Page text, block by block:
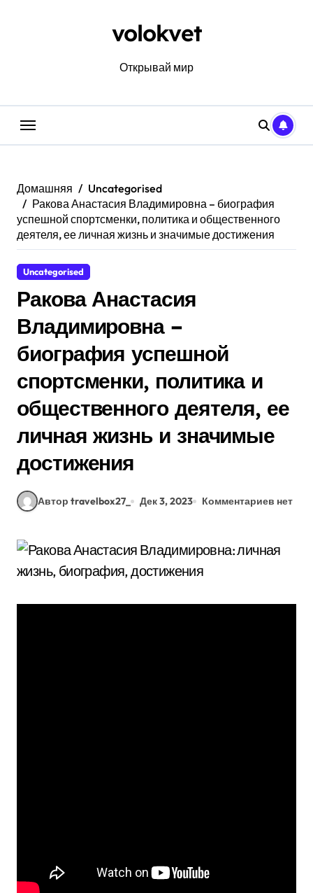
volokvet
Открывай мир
Домашняя
Uncategorised
Ракова Анастасия Владимировна – биография
успешной спортсменки, политика и общественного
деятеля, ее личная жизнь и значимые достижения
Uncategorised
Ракова Анастасия
Владимировна –
биография успешной
спортсменки, политика и
общественного деятеля, ее
личная жизнь и значимые
достижения
Автор travelbox27_ Дек 3, 2023 Комментариев нет